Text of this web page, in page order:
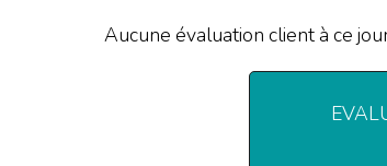
Aucune évaluation client à ce